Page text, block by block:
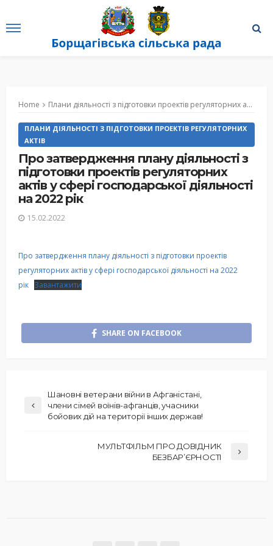
Home Плани діяльності з підготовки проектів регуляторних актів
ПЛАНИ ДІЯЛЬНОСТІ З ПІДГОТОВКИ ПРОЕКТІВ РЕГУЛЯТОРНИХ
АКТІВ
Про затвердження плану діяльності з
підготовки проектів регуляторних
актів у сфері господарської діяльності
на 2022 рік
15.02.2022
Про затвердження плану діяльності з підготовки проектів
регуляторних актів у сфері господарської діяльності на 2022
рік Завантажити
SHARE ON FACEBOOK
Шановні ветерани війни в Афганістані,
члени сімей воїнів-афганців, учасники
бойових дій на території інших держав!
МУЛЬТФІЛЬМ ПРО ДОВІДНИК
БЕЗБАР’ЄРНОСТІ